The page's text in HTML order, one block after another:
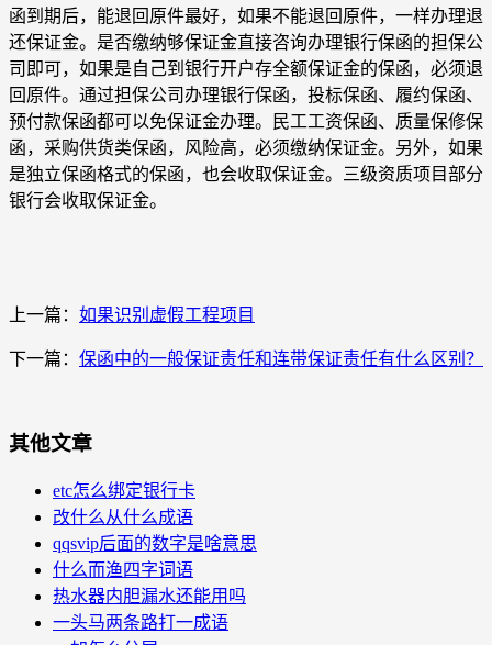
函到期后，能退回原件最好，如果不能退回原件，一样办理退
还保证金。是否缴纳够保证金直接咨询办理银行保函的担保公
司即可，如果是自己到银行开户存全额保证金的保函，必须退
回原件。通过担保公司办理银行保函，投标保函、履约保函、
预付款保函都可以免保证金办理。民工工资保函、质量保修保
函，采购供货类保函，风险高，必须缴纳保证金。另外，如果
是独立保函格式的保函，也会收取保证金。三级资质项目部分
银行会收取保证金。
上一篇： 如果识别虚假工程项目
下一篇： 保函中的一般保证责任和连带保证责任有什么区别？
其他文章
etc怎么绑定银行卡
改什么从什么成语
qqsvip后面的数字是啥意思
什么而渔四字词语
热水器内胆漏水还能用吗
一头马两条路打一成语